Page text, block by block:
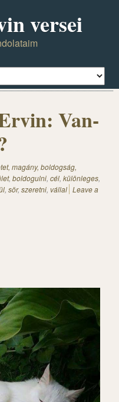
versei
Van-
magány, boldogság,
, boldogulni, cél, különleges,
, sör, szeretni, vállal Leave a